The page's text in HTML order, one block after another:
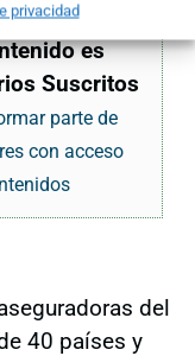
privacidad
es
Suscritos
parte de
con acceso
del
40 países y